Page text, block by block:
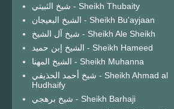
شيخ الثبيتي - Sheikh Thubaity
الشيخ البعيجان - Sheikh Bu'ayjaan
شيخ آل الشيخ - Sheikh Ale Sheikh
الشيخ إبن حميد - Sheikh Hameed
الشيخ المهنا - Sheikh Muhanna
شيخ أحمد الحذيفي - Sheikh Ahmad al
Hudhaify
شيخ برهجي - Sheikh Barhaji